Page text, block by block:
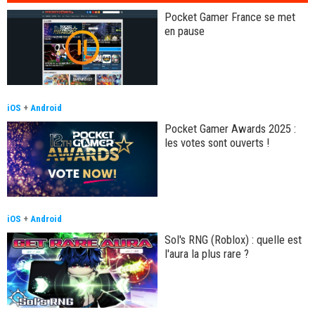
Pocket Gamer France se met
en pause
iOS + Android
Pocket Gamer Awards 2025 :
les votes sont ouverts !
iOS + Android
Sol's RNG (Roblox) : quelle est
l'aura la plus rare ?